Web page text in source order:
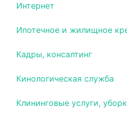
Интернет
Ипотечное и жилищное
Кадры, консалтинг
Кинологическая служба
Клининговые услуги,